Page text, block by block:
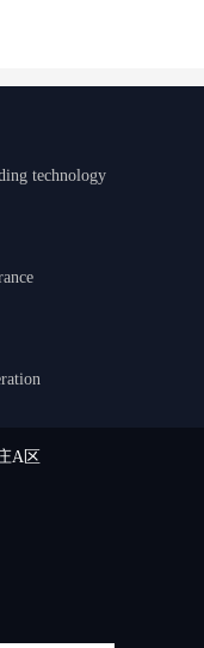
technology
A区